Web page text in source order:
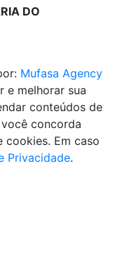
DO
Mufasa Agency
e melhorar sua
conteúdos de
concorda
cookies. Em caso
Privacidade.